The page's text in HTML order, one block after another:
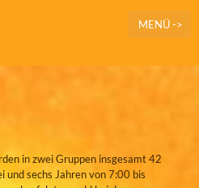
MENÜ ->
in zwei Gruppen insgesamt 42
und sechs Jahren von 7:00 bis